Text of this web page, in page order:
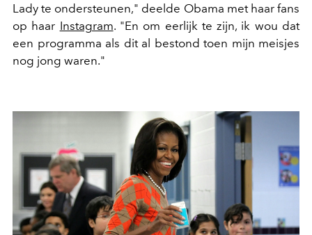
Lady te ondersteunen," deelde Obama met haar fans
op haar Instagram. "En om eerlijk te zijn, ik wou dat
een programma als dit al bestond toen mijn meisjes
nog jong waren."